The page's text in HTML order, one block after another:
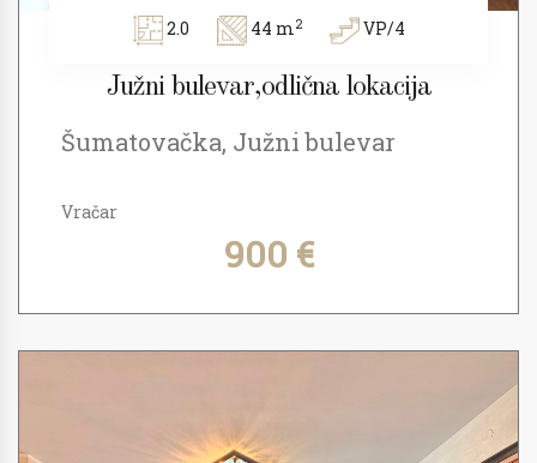
2.0 44 m2 VP/4
Južni bulevar,odlična lokacija
Šumatovačka, Južni bulevar
Vračar
900 €